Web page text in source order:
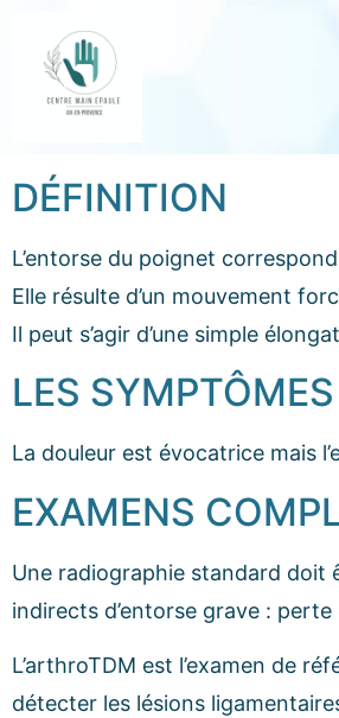
DÉFINITION
L’entorse du poignet
Elle résulte d’un mouvement
Il peut s’agir d’une simple
LES SYMPTÔMES
La douleur est évocatrice mais
EXAMENS
Une radiographie standard doit
indirects d’entorse grave :
L’arthroTDM est l’examen de
détecter les lésions